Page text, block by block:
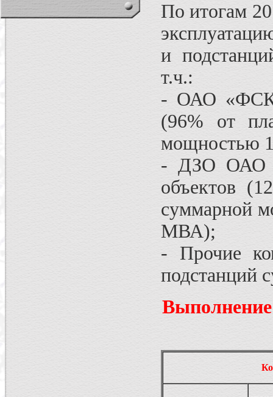
По итогам
и
т.ч.:
- ОАО «ФСК
(96% от
мощностью
- ДЗО ОАО
объектов
суммарной
МВА);
- Прочие
подстанций
Выполнение